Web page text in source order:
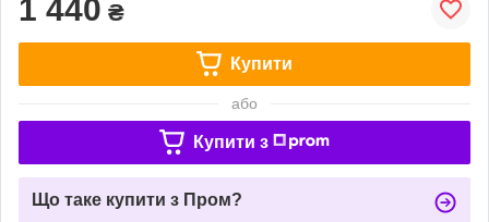
1 440 ₴
Купити
або
Купити з
Що таке купити з Пром?